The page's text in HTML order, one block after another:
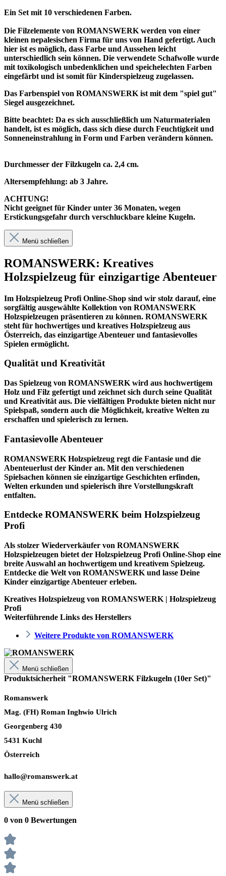
Ein Set mit 10 verschiedenen Farben.
Die Filzelemente von ROMANSWERK werden von einer
kleinen nepalesischen Firma für uns von Hand gefertigt. Auch
hier ist es möglich, dass Farbe und Aussehen leicht
unterschiedlich sein können. Die verwendete Schafwolle wurde
mit toxikologisch unbedenklichen und speichelechten Farben
eingefärbt und ist somit für Kinderspielzeug zugelassen.
Das Farbenspiel von ROMANSWERK ist mit dem "spiel gut"
Siegel ausgezeichnet.
Bitte beachtet: Da es sich ausschließlich um Naturmaterialen
handelt, ist es möglich, dass sich diese durch Feuchtigkeit und
Sonneneinstrahlung in Form und Farben verändern können.
Durchmesser der Filzkugeln ca. 2,4 cm.
Altersempfehlung: ab 3 Jahre.
ACHTUNG!
Nicht geeignet für Kinder unter 36 Monaten, wegen
Erstickungsgefahr durch verschluckbare kleine Kugeln.
Menü schließen
ROMANSWERK: Kreatives
Holzspielzeug für einzigartige Abenteuer
Im Holzspielzeug Profi Online-Shop sind wir stolz darauf, eine
sorgfältig ausgewählte Kollektion von ROMANSWERK
Holzspielzeugen präsentieren zu können. ROMANSWERK
steht für hochwertiges und kreatives Holzspielzeug aus
Österreich, das einzigartige Abenteuer und fantasievolles
Spielen ermöglicht.
Qualität und Kreativität
Das Spielzeug von ROMANSWERK wird aus hochwertigem
Holz und Filz gefertigt und zeichnet sich durch seine Qualität
und Kreativität aus. Die vielfältigen Produkte bieten nicht nur
Spielspaß, sondern auch die Möglichkeit, kreative Welten zu
erschaffen und spielerisch zu lernen.
Fantasievolle Abenteuer
ROMANSWERK Holzspielzeug regt die Fantasie und die
Abenteuerlust der Kinder an. Mit den verschiedenen
Spielsachen können sie einzigartige Geschichten erfinden,
Welten erkunden und spielerisch ihre Vorstellungskraft
entfalten.
Entdecke ROMANSWERK beim Holzspielzeug
Profi
Als stolzer Wiederverkäufer von ROMANSWERK
Holzspielzeugen bietet der Holzspielzeug Profi Online-Shop eine
breite Auswahl an hochwertigem und kreativem Spielzeug.
Entdecke die Welt von ROMANSWERK und lasse Deine
Kinder einzigartige Abenteuer erleben.
Kreatives Holzspielzeug von ROMANSWERK | Holzspielzeug
Profi
Weiterführende Links des Herstellers
Weitere Produkte von ROMANSWERK
Menü schließen
Produktsicherheit "ROMANSWERK Filzkugeln (10er Set)"
Romanswerk
Mag. (FH) Roman Inghwio Ulrich
Georgenberg 430
5431 Kuchl
Österreich
hallo@romanswerk.at
Menü schließen
0 von 0 Bewertungen